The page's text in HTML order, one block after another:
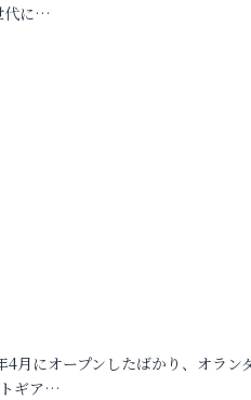
代に…
月にオープンしたばかり、オラン
ギア…